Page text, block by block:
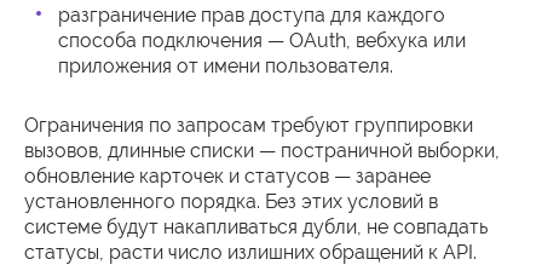
разграничение прав доступа для каждого
способа подключения — OAuth, вебхука или
приложения от имени пользователя.
Ограничения по запросам требуют группировки
вызовов, длинные списки — постраничной выборки,
обновление карточек и статусов — заранее
установленного порядка. Без этих условий в
системе будут накапливаться дубли, не совпадать
статусы, расти число излишних обращений к API.